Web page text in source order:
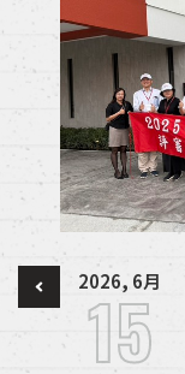
2026, 6月
15